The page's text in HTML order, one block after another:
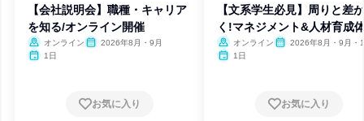
【会社説明会】職種・キャリア
を知る/オンライン開催
オンライン
2026年8月・9月
1日
お気に入り
【文系学生必見】周りと差
く!マネジメント&人材育成
オンライン
2026年8月・9月・
1日
お気に入り